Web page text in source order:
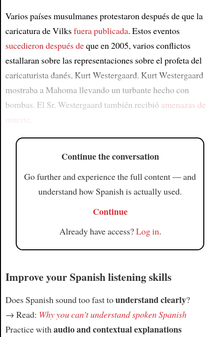
Varios países musulmanes protestaron después de que la
caricatura de Vilksfuera publicada. Estos eventos
sucedieron después deque en 2005, varios conflictos
estallaran sobre las representaciones sobre el profeta del
caricaturista danés, Kurt Westergaard. Kurt Westergaard
mostraba a Mahoma llevando un turbante hecho con
bombas. El Sr. Westergaard también recibió amenazas de
muerte
Continue the conversation
Go further and experience the full content — and
understand how Spanish is actually used.
Continue
Already have access?Log in.
Improve your Spanish listening skills
Does Spanish sound too fast tounderstand clearly?
→ Read: Why you can't understand spoken Spanish
Practice with audio and contextual explanations